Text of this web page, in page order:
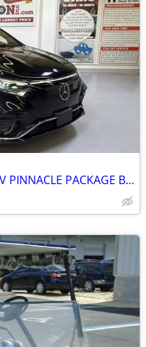
2024 MERCEDES-BENZ EQS SUV PINNACLE PACKAGE BLACK ✨✨✨✨✨✨